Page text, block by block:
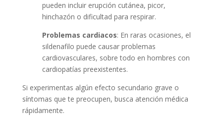
pueden incluir erupción cutánea, picor,
hinchazón o dificultad para respirar.
Problemas cardiacos: En raras ocasiones, el
sildenafilo puede causar problemas
cardiovasculares, sobre todo en hombres con
cardiopatías preexistentes.
Si experimentas algún efecto secundario grave o
síntomas que te preocupen, busca atención médica
rápidamente.